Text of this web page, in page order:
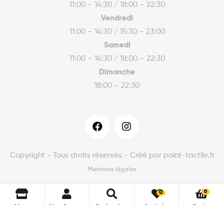
11:00 – 14:30 / 18:00 – 22:30
Vendredi
11:00 – 14:30 / 15:30 – 23:00
Samedi
11:00 – 14:30 / 18:00 – 22:30
Dimanche
18:00 – 22:30
Copyright - Tous droits réservés - Créé par point-tactile.fr
Mentions légales
0 0